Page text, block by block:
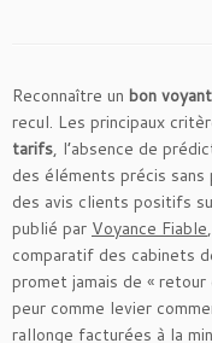
Reconnaître un bon voyant
recul. Les principaux
tarifs, l’absence de
des éléments précis
des avis clients positifs
publié par Voyance Fiable
comparatif des cabinets
promet jamais de « retour
peur comme levier
rallonge facturées à la